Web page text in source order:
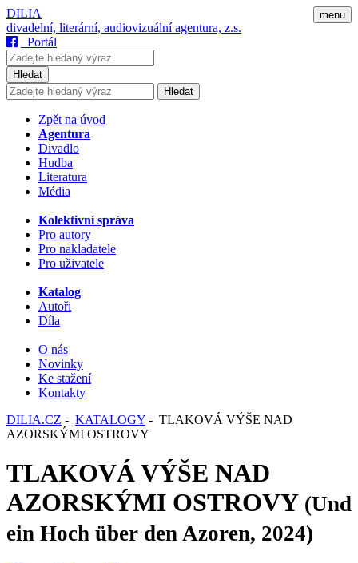
menu
DILIA
divadelní, literární, audiovizuální agentura, z.s.
Portál
Hledat
Hledat
Zpět na úvod
Agentura
Divadlo
Hudba
Literatura
Média
Kolektivní správa
Pro autory
Pro nakladatele
Pro uživatele
Katalog
Autoři
Díla
O nás
Novinky
Ke stažení
Kontakty
DILIA.CZ - KATALOGY - TLAKOVÁ VÝŠE NAD
AZORSKÝMI OSTROVY
TLAKOVÁ VÝŠE NAD
AZORSKÝMI OSTROVY (Und
ein Hoch über den Azoren, 2024)